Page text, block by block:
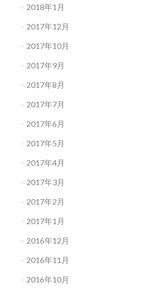
2018年1月
2017年12月
2017年10月
2017年9月
2017年8月
2017年7月
2017年6月
2017年5月
2017年4月
2017年3月
2017年2月
2017年1月
2016年12月
2016年11月
2016年10月